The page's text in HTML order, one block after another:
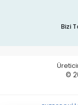
Bizi
©